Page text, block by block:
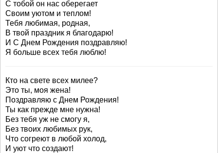
С тобой он нас оберегает
Своим уютом и теплом!
Тебя любимая, родная,
В твой праздник я благодарю!
И С Днем Рождения поздравляю!
Я больше всех тебя люблю!
Кто на свете всех милее?
Это ты, моя жена!
Поздравляю с Днем Рождения!
Ты как прежде мне нужна!
Без тебя уж не смогу я,
Без твоих любимых рук,
Что согреют в любой холод,
И уют что создают!